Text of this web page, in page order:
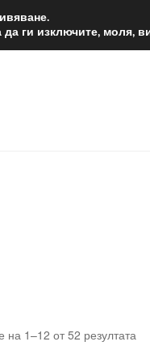
на 1–12 от 52 резултата
ги изключите, моля,